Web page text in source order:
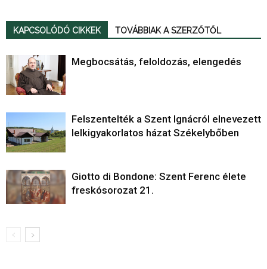
KAPCSOLÓDÓ CIKKEK TOVÁBBIAK A SZERZŐTŐL
Megbocsátás, feloldozás, elengedés
Felszentelték a Szent Ignácról elnevezett
lelkigyakorlatos házat Székelybőben
Giotto di Bondone: Szent Ferenc élete
freskósorozat 21.